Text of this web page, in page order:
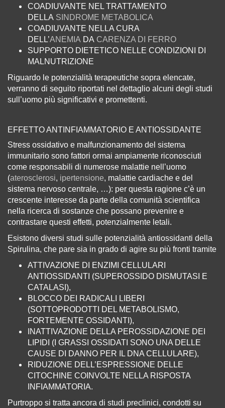
COADIUVANTE NEL TRATTAMENTO
DELLA SINDROME METABOLICA
COADIUVANTE NELLA CURA
DELL’ANEMIA DA CARENZA DI FERRO
SUPPORTO DIETETICO NELLE CONDIZIONI DI
MALNUTRIZIONE
Riguardo le potenzialità terapeutiche sopra elencate,
verranno di seguito riportati nel dettaglio alcuni degli studi
sull’uomo più significativi e promettenti.
EFFETTO ANTINFIAMMATORIO E ANTIOSSIDANTE
Stress ossidativo e malfunzionamento del sistema
immunitario sono fattori ormai ampiamente riconosciuti
come responsabili di numerose malattie nell’uomo
(aterosclerosi, ipertensione, malattie cardiache e del
sistema nervoso centrale, …): per questa ragione c’è un
crescente interesse da parte della comunità scientifica
nella ricerca di sostanze che possano prevenire e
contrastare questi effetti, potenzialmente letali.
Esistono diversi studi sulle potenzialità antiossidanti della
Spirulina, che pare sia in grado di agire su più fronti tramite
ATTIVAZIONE DI ENZIMI CELLULARI
ANTIOSSIDANTI (SUPEROSSIDO DISMUTASI E
CATALASI),
BLOCCO DEI RADICALI LIBERI
(SOTTOPRODOTTI DEL METABOLISMO,
FORTEMENTE OSSIDANTI),
INATTIVAZIONE DELLA PEROSSIDAZIONE DEI
LIPIDI (I GRASSI OSSIDATI SONO UNA DELLE
CAUSE DI DANNO PER IL DNA CELLULARE),
RIDUZIONE DELL’ESPRESSIONE DELLE
CITOCHINE COINVOLTE NELLA RISPOSTA
INFIAMMATORIA.
Purtroppo si tratta ancora di studi preclinici, condotti su